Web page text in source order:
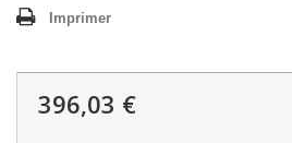
Imprimer
396,03 €